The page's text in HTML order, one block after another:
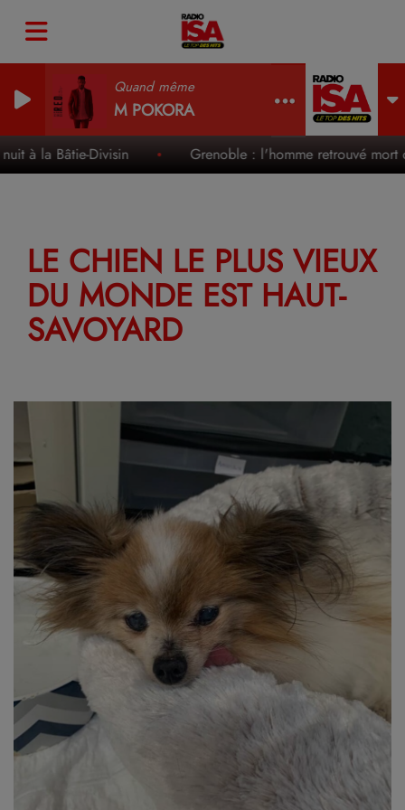
Quand même
M POKORA
à la Bâtie-Divisin Grenoble : l'homme retrouvé mort
LE CHIEN LE PLUS VIEUX
DU MONDE EST HAUT-
SAVOYARD